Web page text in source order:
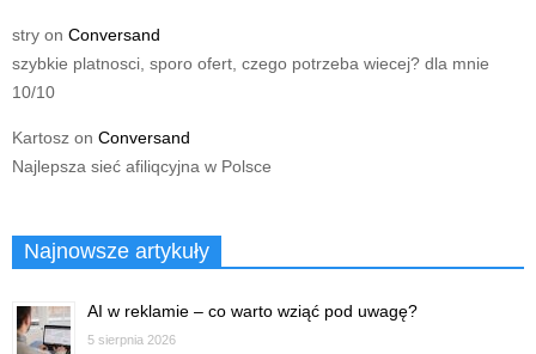
stry on Conversand
szybkie platnosci, sporo ofert, czego potrzeba wiecej? dla mnie
10/10
Kartosz on Conversand
Najlepsza sieć afiliqcyjna w Polsce
Najnowsze artykuły
AI w reklamie – co warto wziąć pod uwagę?
5 sierpnia 2026